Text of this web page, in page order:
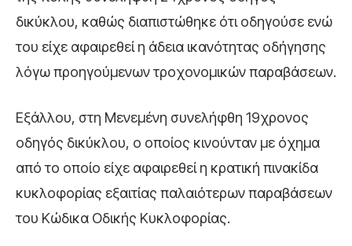
δικύκλου, καθώς διαπιστώθηκε ότι οδηγούσε ενώ
του είχε αφαιρεθεί η άδεια ικανότητας οδήγησης
λόγω προηγούμενων τροχονομικών παραβάσεων.
Εξάλλου, στη Μενεμένη συνελήφθη 19χρονος
οδηγός δικύκλου, ο οποίος κινούνταν με όχημα
από το οποίο είχε αφαιρεθεί η κρατική πινακίδα
κυκλοφορίας εξαιτίας παλαιότερων παραβάσεων
του Κώδικα Οδικής Κυκλοφορίας.